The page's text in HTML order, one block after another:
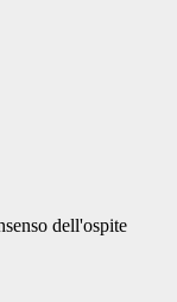
dell'ospite